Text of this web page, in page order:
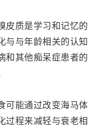
皮质是学习和记忆的
与与年龄相关的认知
和其他痴呆症患者的
可能通过改变海马体
过程来减轻与衰老相